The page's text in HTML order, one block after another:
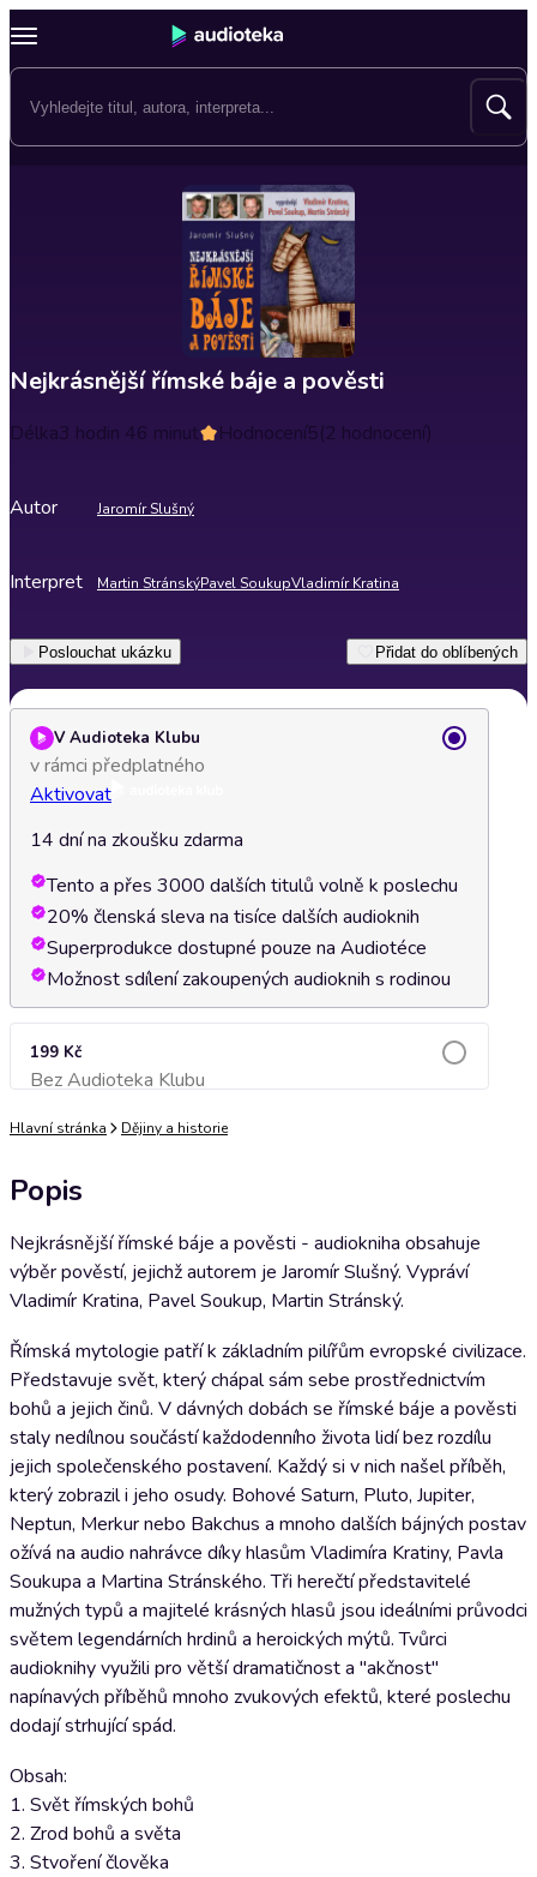
Nejkrásnější římské báje a pověsti
Délka3 hodin 46 minut Hodnocení5(2 hodnocení)
Autor Jaromír Slušný
Interpret Martin StránskýPavel SoukupVladimír Kratina
Poslouchat ukázku Přidat do oblíbených
V Audioteka Klubu
v rámci předplatného
Aktivovat
14 dní na zkoušku zdarma
Tento a přes 3000 dalších titulů volně k poslechu
20% členská sleva na tisíce dalších audioknih
Superprodukce dostupné pouze na Audiotéce
Možnost sdílení zakoupených audioknih s rodinou
199 Kč
Bez Audioteka KlubuPřidat do košíku
Hlavní stránka Dějiny a historie
Popis
Nejkrásnější římské báje a pověsti - audiokniha obsahuje
výběr pověstí, jejichž autorem je Jaromír Slušný. Vypráví
Vladimír Kratina, Pavel Soukup, Martin Stránský.
Římská mytologie patří k základním pilířům evropské civilizace.
Představuje svět, který chápal sám sebe prostřednictvím
bohů a jejich činů. V dávných dobách se římské báje a pověsti
staly nedílnou součástí každodenního života lidí bez rozdílu
jejich společenského postavení. Každý si v nich našel příběh,
který zobrazil i jeho osudy. Bohové Saturn, Pluto, Jupiter,
Neptun, Merkur nebo Bakchus a mnoho dalších bájných postav
ožívá na audio nahrávce díky hlasům Vladimíra Kratiny, Pavla
Soukupa a Martina Stránského. Tři herečtí představitelé
mužných typů a majitelé krásných hlasů jsou ideálními průvodci
světem legendárních hrdinů a heroických mýtů. Tvůrci
audioknihy využili pro větší dramatičnost a "akčnost"
napínavých příběhů mnoho zvukových efektů, které poslechu
dodají strhující spád.
Obsah:
1. Svět římských bohů
2. Zrod bohů a světa
3. Stvoření člověka